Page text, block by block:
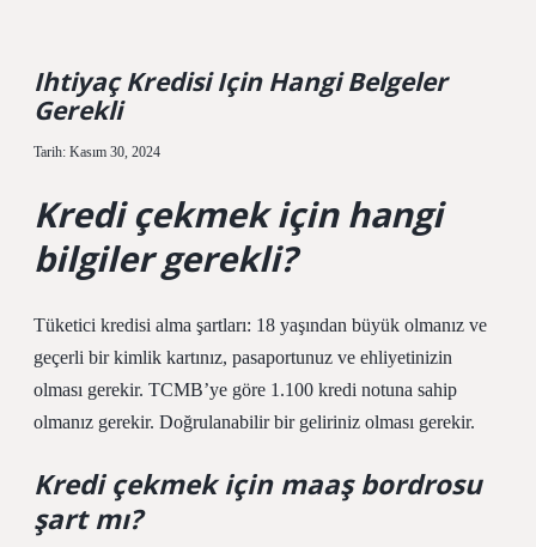
Ihtiyaç Kredisi Için Hangi Belgeler
Gerekli
Tarih: Kasım 30, 2024
Kredi çekmek için hangi
bilgiler gerekli?
Tüketici kredisi alma şartları: 18 yaşından büyük olmanız ve
geçerli bir kimlik kartınız, pasaportunuz ve ehliyetinizin
olması gerekir. TCMB’ye göre 1.100 kredi notuna sahip
olmanız gerekir. Doğrulanabilir bir geliriniz olması gerekir.
Kredi çekmek için maaş bordrosu
şart mı?